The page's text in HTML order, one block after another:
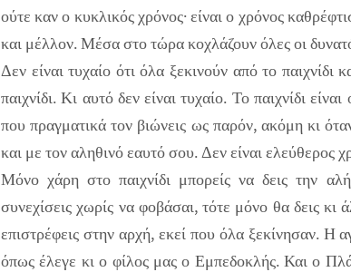
ούτε καν ο κυκλικός χρόνος· είναι ο χρόνος
και μέλλον. Μέσα στο τώρα κοχλάζουν όλες οι
Δεν είναι τυχαίο ότι όλα ξεκινούν από το
παιχνίδι. Κι αυτό δεν είναι τυχαίο. Το παιχνίδι
που πραγματικά τον βιώνεις ως παρόν, ακόμη κι
και με τον αληθινό εαυτό σου. Δεν είναι ελεύθερος
Μόνο χάρη στο παιχνίδι μπορείς να δεις την
συνεχίσεις χωρίς να φοβάσαι, τότε μόνο θα δεις κι
επιστρέφεις στην αρχή, εκεί που όλα ξεκίνησαν. Η
όπως έλεγε κι ο φίλος μας ο Εμπεδοκλής. Και ο